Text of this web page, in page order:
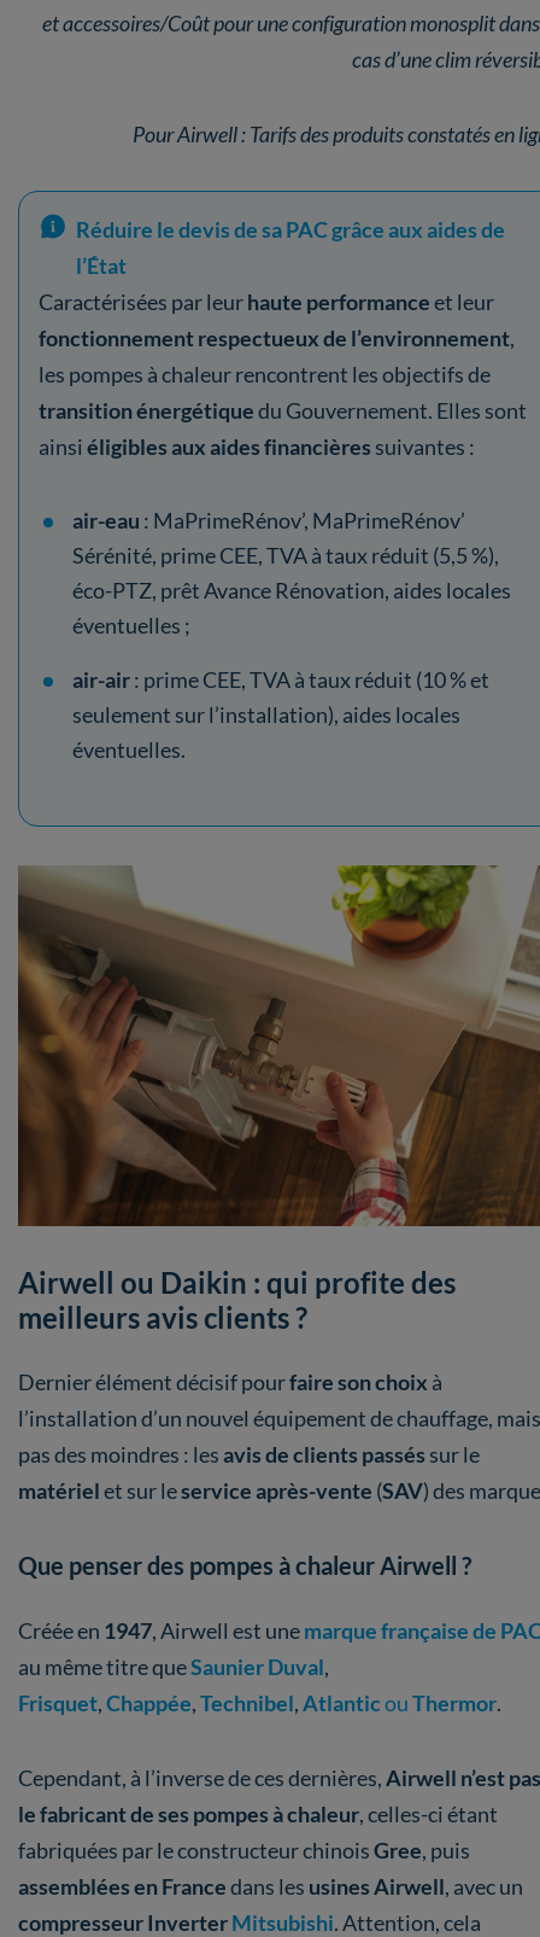
et accessoires/Coût pour une configuration monosplit
cas d’une clim
Pour Airwell : Tarifs des produits constatés en
Réduire le devis de sa PAC grâce aux aides de
l’État
Caractérisées par leurhaute performanceet leur
fonctionnement respectueux de l’environnement,
les pompes à chaleur rencontrent les objectifs de
transition énergétiquedu Gouvernement. Elles sont
ainsiéligibles aux aides financières suivantes :
air-eau : MaPrimeRénov’, MaPrimeRénov’
Sérénité, prime CEE, TVA à taux réduit (5,5 %),
éco-PTZ, prêt Avance Rénovation, aides locales
éventuelles ;
air-air: prime CEE, TVA à taux réduit (10 % et
seulement sur l’installation), aides locales
éventuelles.
Airwell ou Daikin : qui profite des
meilleurs avis clients ?
Dernier élément décisif pourfaire son choix à
l’installation d’un nouvel équipement de chauffage, mais
pas des moindres : lesavis de clients passés sur le
matérielet sur leservice après-vente (SAV) des
Que penser des pompes à chaleur Airwell ?
Créée en 1947, Airwell est unemarque française de
au même titre queSaunier Duval,
Frisquet,Chappée,Technibel,AtlanticouThermor.
Cependant, à l’inverse de ces dernières,Airwell n’est pas
le fabricant de ses pompes à chaleur, celles-ci étant
fabriquées par le constructeur chinoisGree, puis
assemblées en Francedans les usines Airwell, avec un
compresseur InverterMitsubishi. Attention, cela